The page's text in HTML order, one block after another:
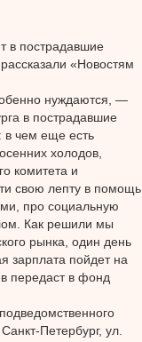
в пострадавшие
«Новостям
нуждаются, —
в пострадавшие
в чем еще есть
холодов,
комитета и
свою лепту в помощь
про социальную
Как решили мы
рынка, один день
зарплата пойдет на
передаст в фонд
Петербург, ул.